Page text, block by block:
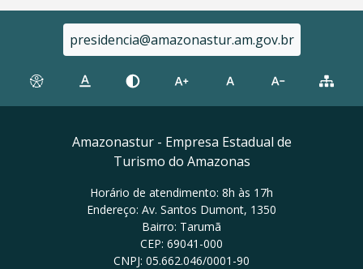
presidencia@amazonastur.am.gov.br
Amazonastur - Empresa Estadual de
Turismo do Amazonas
Horário de atendimento: 8h às 17h
Endereço: Av. Santos Dumont, 1350
Bairro: Tarumã
CEP: 69041-000
CNPJ: 05.662.046/0001-90